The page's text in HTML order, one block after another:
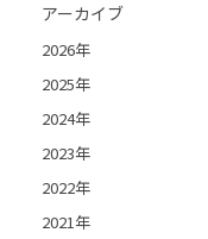
アーカイブ
2026年
2025年
2024年
2023年
2022年
2021年